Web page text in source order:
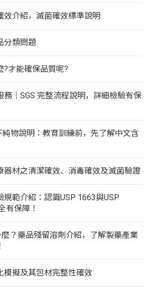
效介紹，滅菌確效標準說明
分類問題
?才能確保品質呢?
務｜SGS 完整流程說明，詳細檢驗有保
純物說明：教育訓練前，先了解中文含
器材之清潔確效、消毒確效及滅菌驗證
規範介紹：認識USP 1663與USP
有保障！
？藥品殘留溶劑介紹，了解製藥產業
模擬及其包材完整性確效